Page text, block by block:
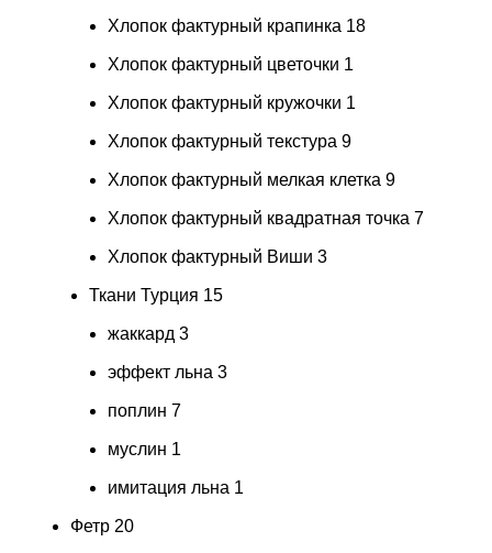
Хлопок фактурный крапинка 18
Хлопок фактурный цветочки 1
Хлопок фактурный кружочки 1
Хлопок фактурный текстура 9
Хлопок фактурный мелкая клетка 9
Хлопок фактурный квадратная точка 7
Хлопок фактурный Виши 3
Ткани Турция 15
жаккард 3
эффект льна 3
поплин 7
муслин 1
имитация льна 1
Фетр 20